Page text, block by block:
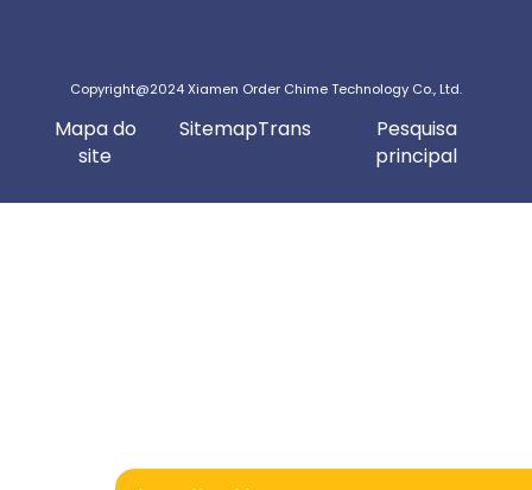
Copyright@2024 Xiamen Order Chime Technology Co., Ltd.
Mapa do
site
SitemapTrans
Pesquisa
principal